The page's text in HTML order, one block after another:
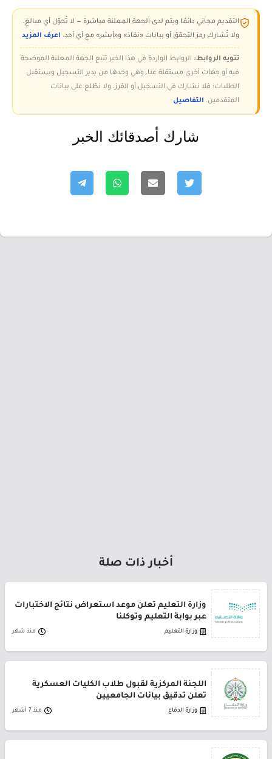
التقديم مجاني دائمًا ويتم لدى الجهة المعلنة مباشرة — لا تُحوّل أي مبالغ،
ولا تُشارك رمز التحقق أو بيانات «نفاذ» و«أبشر» مع أي أحد. اعرف المزيد
تنويه الروابط: الروابط الواردة في هذا الخبر تتبع الجهة المعلنة الموضحة
فيه أو جهات أخرى مستقلة عنا، وهي وحدها من يدير التسجيل ويستقبل
الطلبات؛ فلا نشارك في التسجيل أو الفرز، ولا نطّلع على بيانات
المتقدمين. التفاصيل
شارك أصدقائك الخبر
أخبار ذات صلة
وزارة التعليم تعلن موعد استعراض نتائج الاختبارات
عبر بوابة التعليم وتوكلنا
وزارة التعليم منذ شهر
اللجنة المركزية لقبول طلاب الكليات العسكرية
تعلن تدقيق بيانات الجامعيين
وزارة الدفاع منذ 7 أشهر